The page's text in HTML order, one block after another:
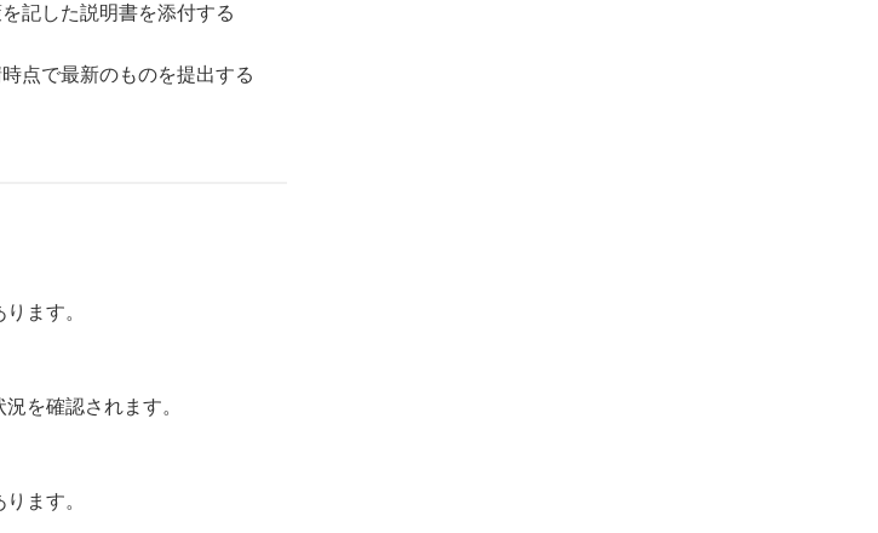
記した説明書を添付する
点で最新のものを提出する
ます。
を確認されます。
ます。